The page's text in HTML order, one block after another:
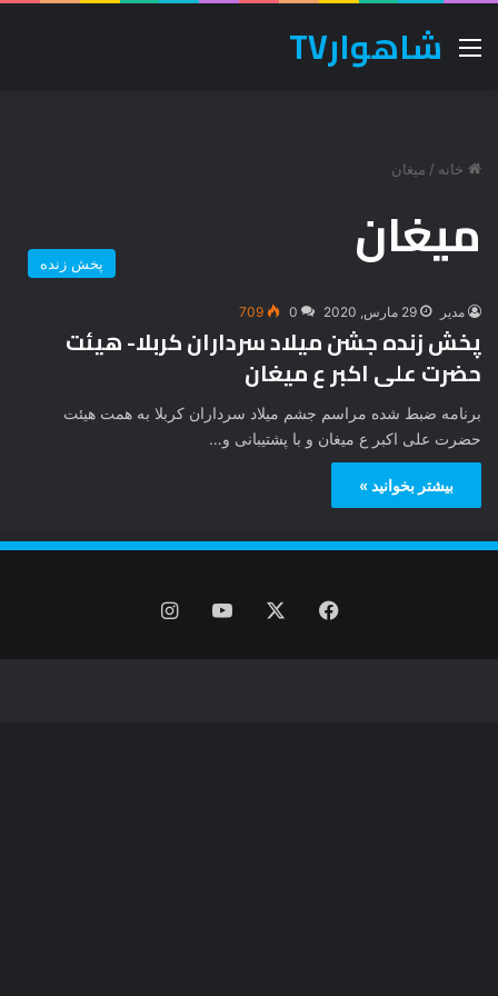
شاهوارTVمنو
خانه / میغان
میغان پخش زنده
مدیر 29 مارس, 2020 0
709
پخش زنده جشن میلاد سرداران کربلا- هیئت
حضرت علی اکبر ع میغان
برنامه ضبط شده مراسم جشم میلاد سرداران کربلا به همت هیئت
حضرت علی اکبر ع میغان و با پشتیبانی و…
بیشتر بخوانید »
فیس یوتیوب